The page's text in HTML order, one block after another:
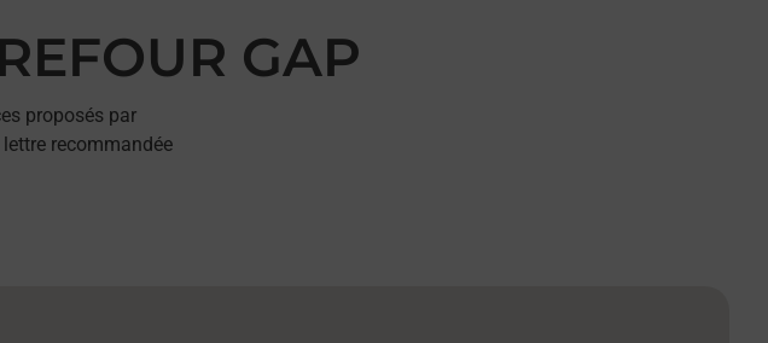
GAP
proposés par
lettre recommandée